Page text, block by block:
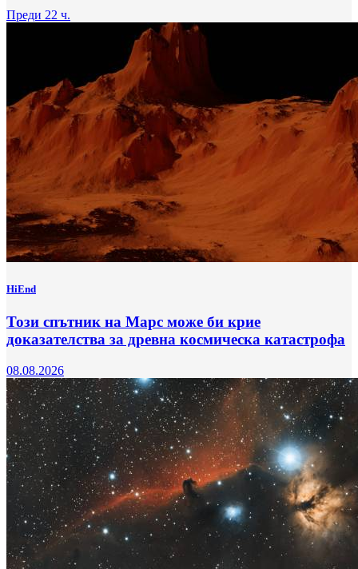
Преди 22 ч.
HiEnd
Този спътник на Марс може би крие
доказателства за древна космическа катастрофа
08.08.2026